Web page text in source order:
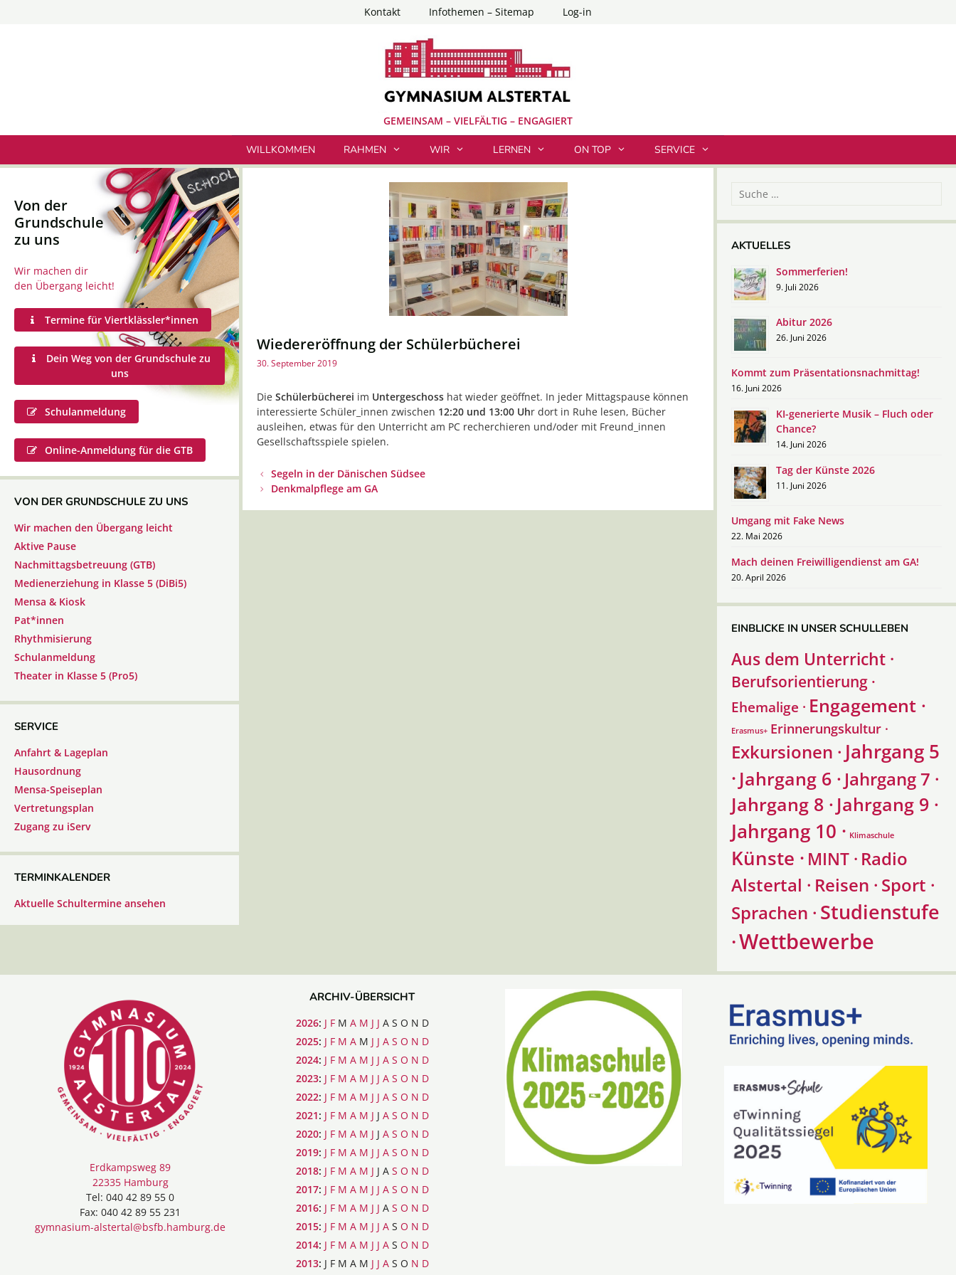
Kontakt Infothemen – Sitemap Log-in
GEMEINSAM – VIELFÄLTIG – ENGAGIERT
WILLKOMMEN RAHMEN WIR LERNEN ON TOP SERVICE
Wiedereröffnung der Schülerbücherei
30. September 2019
Die Schülerbücherei im Untergeschoss hat wieder geöffnet. In jeder Mittagspause können
interessierte Schüler_innen zwischen 12:20 und 13:00 Uhr dort in Ruhe lesen, Bücher
ausleihen, etwas für den Unterricht am PC recherchieren und/oder mit Freund_innen
Gesellschaftsspiele spielen.
Beitrags-
Navigation
Segeln in der Dänischen Südsee
Denkmalpflege am GA
Von der
Grundschule
zu uns
Wir machen dir
den Übergang leicht!
Termine für Viertklässler*innen
Dein Weg von der Grundschule zu
uns
Schulanmeldung
Online-Anmeldung für die GTB
VON DER GRUNDSCHULE ZU UNS
Wir machen den Übergang leicht
Aktive Pause
Nachmittagsbetreuung (GTB)
Medienerziehung in Klasse 5 (DiBi5)
Mensa & Kiosk
Pat*innen
Rhythmisierung
Schulanmeldung
Theater in Klasse 5 (Pro5)
SERVICE
Anfahrt & Lageplan
Hausordnung
Mensa-Speiseplan
Vertretungsplan
Zugang zu iServ
TERMINKALENDER
Aktuelle Schultermine ansehen
Suche
AKTUELLES
Sommerferien!
9. Juli 2026
Abitur 2026
26. Juni 2026
Kommt zum Präsentationsnachmittag!
16. Juni 2026
KI-generierte Musik – Fluch oder
Chance?
14. Juni 2026
Tag der Künste 2026
11. Juni 2026
Umgang mit Fake News
22. Mai 2026
Mach deinen Freiwilligendienst am GA!
20. April 2026
EINBLICKE IN UNSER SCHULLEBEN
Aus dem Unterricht ·
Berufsorientierung ·
Ehemalige · Engagement ·
Erasmus+ Erinnerungskultur ·
Exkursionen · Jahrgang 5
· Jahrgang 6 · Jahrgang 7 ·
Jahrgang 8 · Jahrgang 9 ·
Jahrgang 10 · Klimaschule
Künste · MINT · Radio
Alstertal · Reisen · Sport ·
Sprachen · Studienstufe
·Wettbewerbe
Erdkampsweg 89
22335 Hamburg
Tel: 040 42 89 55 0
Fax: 040 42 89 55 231
gymnasium-alstertal@bsfb.hamburg.de
ARCHIV-ÜBERSICHT
2026: J F M A M J J A S O N D
2025: J F M A M J J A S O N D
2024: J F M A M J J A S O N D
2023: J F M A M J J A S O N D
2022: J F M A M J J A S O N D
2021: J F M A M J J A S O N D
2020: J F M A M J J A S O N D
2019: J F M A M J J A S O N D
2018: J F M A M J J A S O N D
2017: J F M A M J J A S O N D
2016: J F M A M J J A S O N D
2015: J F M A M J J A S O N D
2014: J F M A M J J A S O N D
2013: J F M A M J J A S O N D